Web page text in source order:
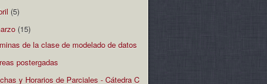
(5)
(15)
de la clase de modelado de datos
postergadas
y Horarios de Parciales - Cátedra C